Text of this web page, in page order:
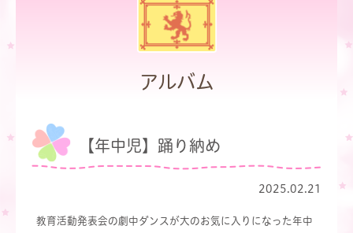
アルバム
【年中児】踊り納め
2025.02.21
教育活動発表会の劇中ダンスが大のお気に入りになった年中